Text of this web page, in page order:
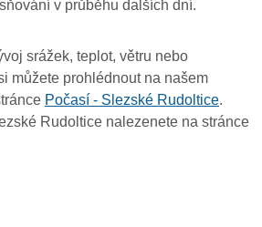
v průběhu dalších dní.
srážek, teplot, větru nebo
můžete prohlédnout na našem
Počasí - Slezské Rudoltice.
Rudoltice nalezenete na stránce